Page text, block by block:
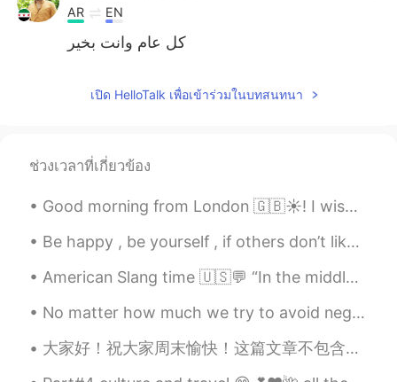
AR EN
كل عام وانت بخير
เปิด HelloTalk เพื่อเข้าร่วมในบทสนทนา
ช่วงเวลาที่เกี่ยวข้อง
Good morning from London 🇬🇧☀️! I wish you a beautiful , wonderful and awesome day ! Happy Tuesda...
Be happy , be yourself , if others don’t like it then let them be . Happiness is a choice , life ...
American Slang time 🇺🇸💬 “In the middle of nowhere” Meaning: in a very far-away place My friend...
No matter how much we try to avoid negative events, they always seem to find us. When something b...
大家好！祝大家周末愉快！这篇文章不包含我的任何笔记，对此我感到抱歉！当前，美国发生了一场大森林大火。这让我很伤心。你们中有些人可能不喜欢美国，我理解原因。但是，我们自然景观的美丽是不可否认的。希...